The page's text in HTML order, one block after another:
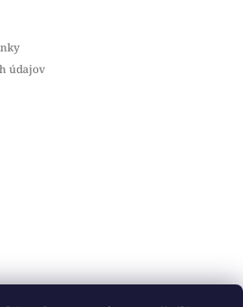
údajov